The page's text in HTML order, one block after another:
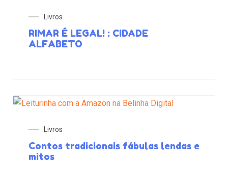
Livros
RIMAR É LEGAL! : CIDADE
ALFABETO
Livros
Contos tradicionais fábulas lendas e
mitos